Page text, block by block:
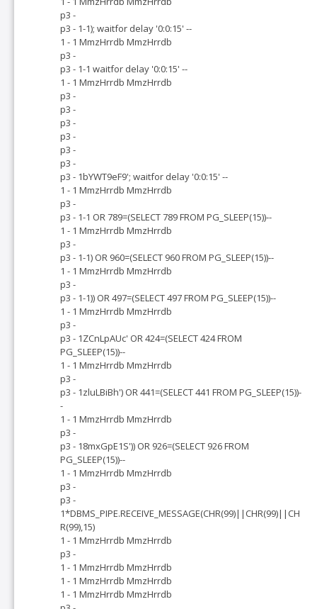
p3 -
p3 - 1-1); waitfor delay '0:0:15' --
1 - 1 MmzHrrdb MmzHrrdb
p3 -
p3 - 1-1 waitfor delay '0:0:15' --
1 - 1 MmzHrrdb MmzHrrdb
p3 -
p3 -
p3 -
p3 -
p3 -
p3 -
p3 - 1bYWT9eF9'; waitfor delay '0:0:15' --
1 - 1 MmzHrrdb MmzHrrdb
p3 -
p3 - 1-1 OR 789=(SELECT 789 FROM PG_SLEEP(15))--
1 - 1 MmzHrrdb MmzHrrdb
p3 -
p3 - 1-1) OR 960=(SELECT 960 FROM PG_SLEEP(15))--
1 - 1 MmzHrrdb MmzHrrdb
p3 -
p3 - 1-1)) OR 497=(SELECT 497 FROM PG_SLEEP(15))--
1 - 1 MmzHrrdb MmzHrrdb
p3 -
p3 - 1ZCnLpAUc' OR 424=(SELECT 424 FROM
PG_SLEEP(15))--
1 - 1 MmzHrrdb MmzHrrdb
p3 -
p3 - 1zluLBiBh') OR 441=(SELECT 441 FROM PG_SLEEP(15))-
-
1 - 1 MmzHrrdb MmzHrrdb
p3 -
p3 - 18mxGpE1S')) OR 926=(SELECT 926 FROM
PG_SLEEP(15))--
1 - 1 MmzHrrdb MmzHrrdb
p3 -
p3 -
1*DBMS_PIPE.RECEIVE_MESSAGE(CHR(99)||CHR(99)||CH
R(99),15)
1 - 1 MmzHrrdb MmzHrrdb
p3 -
1 - 1 MmzHrrdb MmzHrrdb
1 - 1 MmzHrrdb MmzHrrdb
1 - 1 MmzHrrdb MmzHrrdb